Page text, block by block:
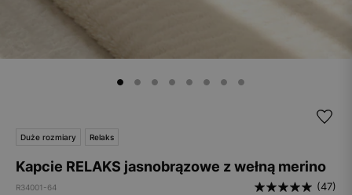
Duże rozmiary Relaks
Kapcie RELAKS jasnobrązowe z wełną merino
R34001-64 (47)